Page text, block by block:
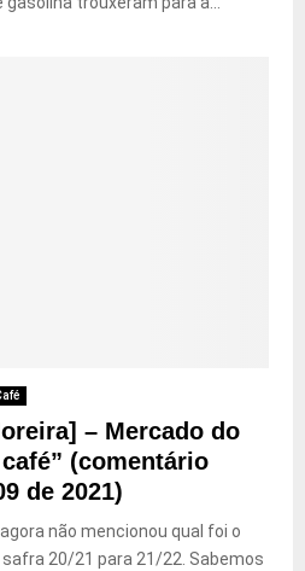
– Mercado do
(comentário
de 2021)
não mencionou qual foi o
20/21 para 21/22. Sabemos